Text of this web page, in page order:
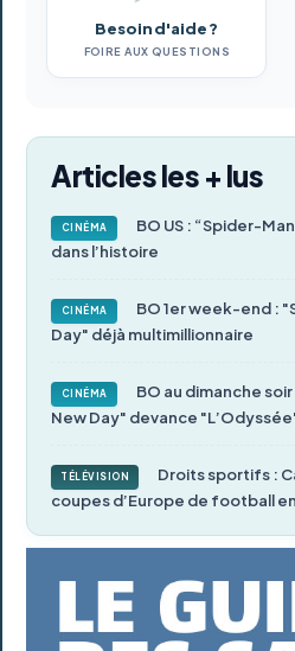
Besoin d'aide ?
FOIRE AUX QUESTIONS
Articles les + lus
CINÉMA
BO US : “Spider-
dans l’histoire
CINÉMA
BO 1er week-end :
Day" déjà multimillionnaire
CINÉMA
BO au dimanche
New Day" devance
TÉLÉVISION
Droits sportifs :
coupes d’Europe de football